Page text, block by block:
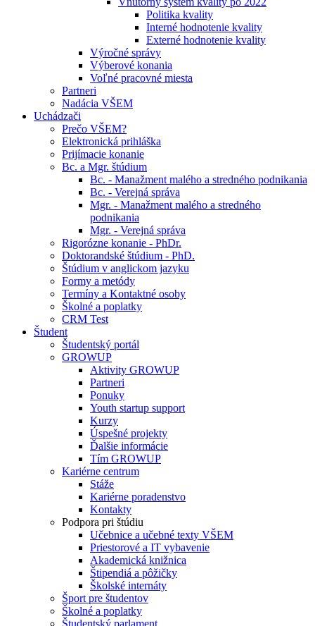
Politika kvality
Interné hodnotenie kvality
Externé hodnotenie kvality
Výročné správy
Výberové konania
Voľné pracovné miesta
Partneri
Nadácia VŠEM
Uchádzači
Prečo VŠEM?
Elektronická prihláška
Prijímacie konanie
Bc. a Mgr. štúdium
Bc. - Manažment malého a stredného podnikania
Bc. - Verejná správa
Mgr. - Manažment malého a stredného
podnikania
Mgr. - Verejná správa
Rigorózne konanie - PhDr.
Doktorandské štúdium - PhD.
Štúdium v anglickom jazyku
Formy a metódy
Termíny a Kontaktné osoby
Školné a poplatky
CRM Test
Študent
Študentský portál
GROWUP
Aktivity GROWUP
Partneri
Ponuky
Youth startup support
Kurzy
Úspešné projekty
Ďalšie informácie
Tím GROWUP
Kariérne centrum
Stáže
Kariérne poradenstvo
Kontakty
Podpora pri štúdiu
Učebnice a učebné texty VŠEM
Priestorové a IT vybavenie
Akademická knižnica
Štipendiá a pôžičky
Školské internáty
Šport pre študentov
Školné a poplatky
Študentský parlament